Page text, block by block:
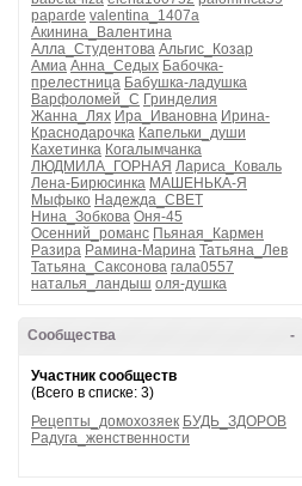
paparde valentina_1407a
Акинина_Валентина
Алла_Студентова Альгис_Козар
Амиа Анна_Седых Бабочка-
прелестница Бабушка-ладушка
Варфоломей_С Гринделия
Жанна_Лях Ира_Ивановна Ирина-
Краснодарочка Капельки_души
Кахетинка Когалымчанка
ЛЮДМИЛА_ГОРНАЯ Лариса_Коваль
Лена-Бирюсинка МАШЕНЬКА-Я
Мыфыко Надежда_СВЕТ
Нина_Зобкова Оня-45
Осенний_романс Пьяная_Кармен
Разира Рамина-Марина Татьяна_Лев
Татьяна_Саксонова гала0557
наталья_ландыш оля-душка
-
Сообщества
Участник сообществ
(Всего в списке: 3)
Рецепты_домохозяек БУДЬ_ЗДОРОВ
Радуга_женственности